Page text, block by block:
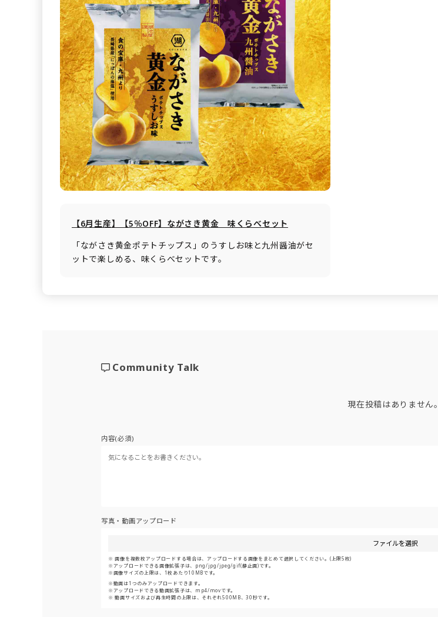
【6月生産】【5％OFF】ながさき黄金 味くらべセット
「ながさき黄金ポテトチップス」のうすしお味と九州醤油がセ
ットで楽しめる、味くらべセットです。
Community Talk
現在投稿はありません。
内容(必須)
写真・動画アップロード
ファイルを選択
画像を複数枚アップロードする場合は、アップロードする画像をまとめて選択してください。(上限5枚)
アップロードできる画像拡張子は、png/jpg/jpeg/gif(静止画)です。
画像サイズの上限は、1枚あたり10MBです。
動画は1つのみアップロードできます。
アップロードできる動画拡張子は、mp4/movです。
動画サイズおよび再生時間の上限は、それぞれ500MB、30秒です。